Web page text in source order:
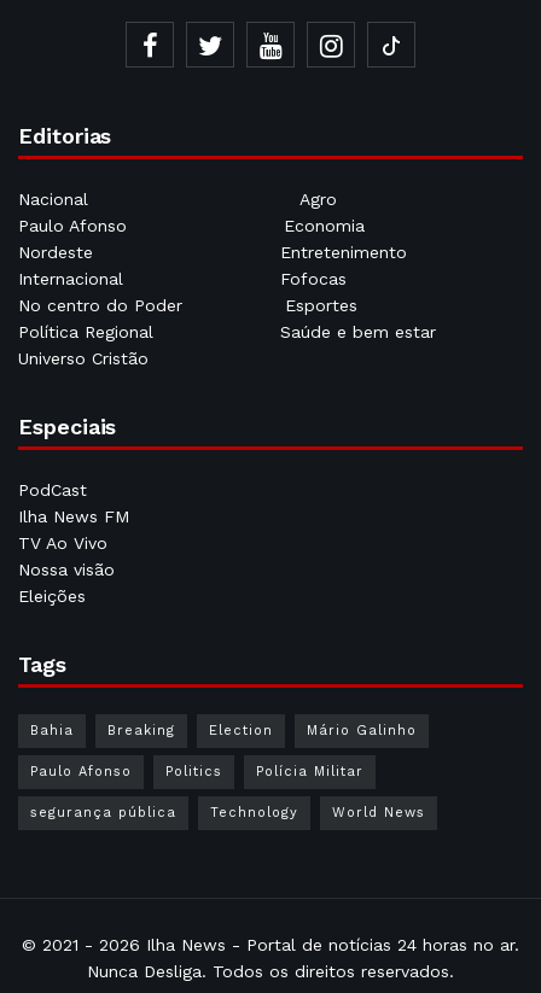
Editorias
Nacional
Agro
Paulo Afonso
Economia
Nordeste
Entretenimento
Internacional
Fofocas
No centro do Poder
Esportes
Política Regional
Saúde e bem estar
Universo Cristão
Especiais
PodCast
Ilha News FM
TV Ao Vivo
Nossa visão
Eleições
Tags
Bahia Breaking Election Mário Galinho
Paulo Afonso Politics Polícia Militar
segurança pública Technology World News
© 2021 - 2026 Ilha News - Portal de notícias 24 horas no ar.
Nunca Desliga. Todos os direitos reservados.